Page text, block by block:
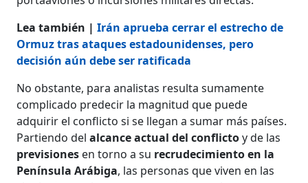
Lea también |Irán aprueba cerrar el estrecho de
Ormuz tras ataques estadounidenses, pero
decisión aún debe ser ratificada
No obstante, para analistas resulta sumamente
complicado predecir la magnitud que puede
adquirir el conflicto si se llegan a sumar más países.
Partiendo delalcance actual del conflictoy de las
previsiones en torno a su recrudecimiento en la
Península Arábiga, las personas que viven en las